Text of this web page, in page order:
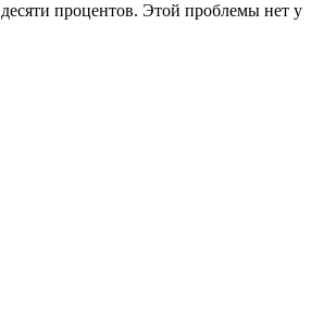
процентов. Этой проблемы нет у